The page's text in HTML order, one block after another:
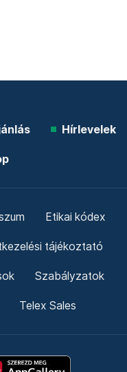
Hírlevelek
Etikai kódex
tájékoztató
Szabályzatok
Telex Sales